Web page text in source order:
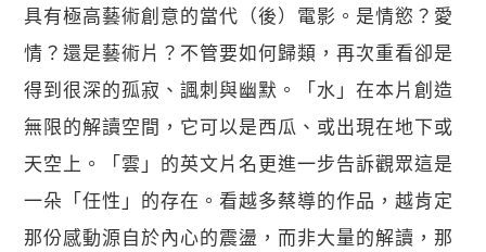
具有極高藝術創意的當代（後）電影。是情慾？愛
情？還是藝術片？不管要如何歸類，再次重看卻是
得到很深的孤寂、諷刺與幽默。「水」在本片創造
無限的解讀空間，它可以是西瓜、或出現在地下或
天空上。「雲」的英文片名更進一步告訴觀眾這是
一朵「任性」的存在。看越多蔡導的作品，越肯定
那份感動源自於內心的震盪，而非大量的解讀，那